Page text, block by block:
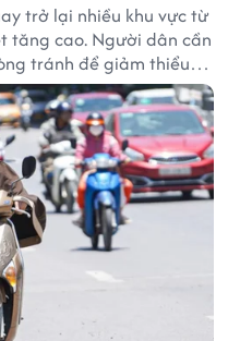
trở lại nhiều khu vực từ
tăng cao. Người dân cần
tránh để giảm thiểu